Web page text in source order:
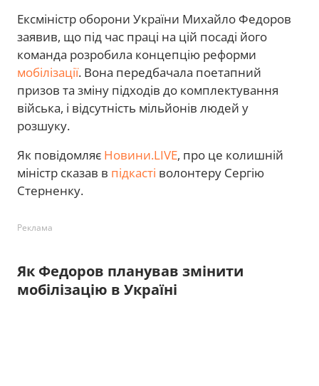
Ексміністр оборони України Михайло Федоров
заявив, що під час праці на цій посаді його
команда розробила концепцію реформи
мобілізації. Вона передбачала поетапний
призов та зміну підходів до комплектування
війська, і відсутність мільйонів людей у
розшуку.
Як повідомляє Новини.LIVE, про це колишній
міністр сказав в підкасті волонтеру Сергію
Стерненку.
Реклама
Як Федоров планував змінити
мобілізацію в Україні